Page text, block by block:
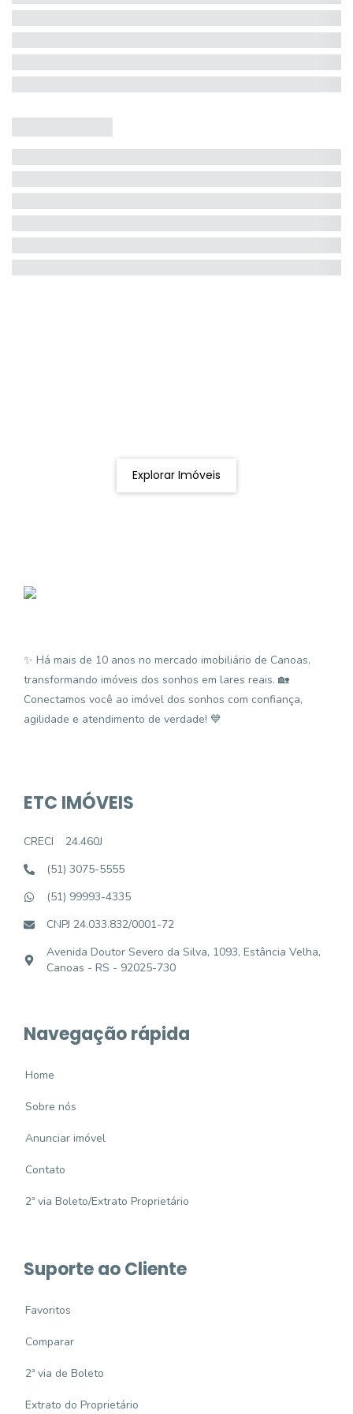
Explorar Imóveis
✨ Há mais de 10 anos no mercado imobiliário de Canoas,
transformando imóveis dos sonhos em lares reais. 🏡
Conectamos você ao imóvel dos sonhos com confiança,
agilidade e atendimento de verdade! 💙
ETC IMÓVEIS
CRECI
24.460J
(51) 3075-5555
(51) 99993-4335
CNPJ 24.033.832/0001-72
Avenida Doutor Severo da Silva, 1093, Estância Velha,
Canoas - RS - 92025-730
Navegação rápida
Home
Sobre nós
Anunciar imóvel
Contato
2ª via Boleto/Extrato Proprietário
Suporte ao Cliente
Favoritos
Comparar
2ª via de Boleto
Extrato do Proprietário